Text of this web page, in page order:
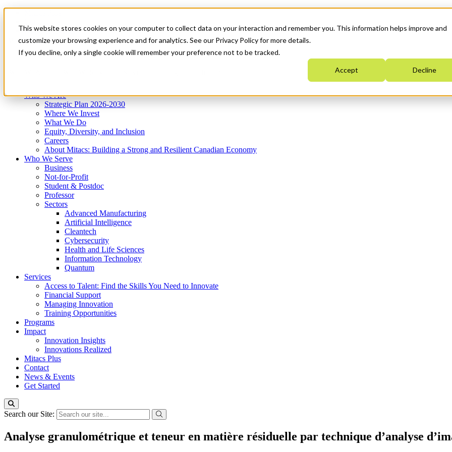
This website stores cookies on your computer to collect data on your interaction and remember you. This information helps improve and
customize your browsing experience and for analytics. See our Privacy Policy for more details.
If you decline, only a single cookie will remember your preference not to be tracked.
Accept Decline
News & Events
Get Started
Menu
Who We Are
Strategic Plan 2026-2030
Where We Invest
What We Do
Equity, Diversity, and Inclusion
Careers
About Mitacs: Building a Strong and Resilient Canadian Economy
Who We Serve
Business
Not-for-Profit
Student & Postdoc
Professor
Sectors
Advanced Manufacturing
Artificial Intelligence
Cleantech
Cybersecurity
Health and Life Sciences
Information Technology
Quantum
Services
Access to Talent: Find the Skills You Need to Innovate
Financial Support
Managing Innovation
Training Opportunities
Programs
Impact
Innovation Insights
Innovations Realized
Mitacs Plus
Contact
News & Events
Get Started
Search our Site:
Analyse granulométrique et teneur en matière résiduelle par technique d’analyse